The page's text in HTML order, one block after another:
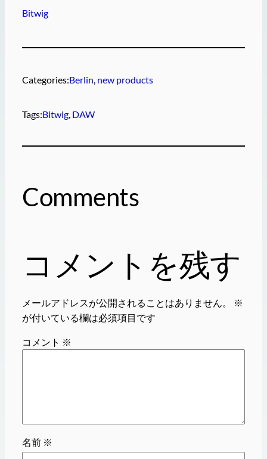
Bitwig
Categories:Berlin, new products
Tags:Bitwig, DAW
Comments
コメントを残す
メールアドレスが公開されることはありません。
※
が付いている欄は必須項目です
コメント ※
名前 ※